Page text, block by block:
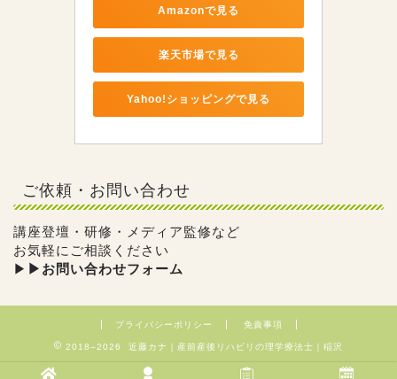
Amazonで見る
楽天市場で見る
Yahoo!ショッピングで見る
ご依頼・お問い合わせ
講座登壇・研修・メディア監修など
お気軽にご相談ください
▶︎ ▶︎お問い合わせフォーム
プライバシーポリシー 免責事項
2018–2026 近藤カナ｜産前産後リハビリの理学療法士｜稲沢